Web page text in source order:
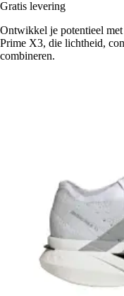
Gratis levering
Ontwikkel je potentieel
Prime X3, die lichtheid,
combineren.